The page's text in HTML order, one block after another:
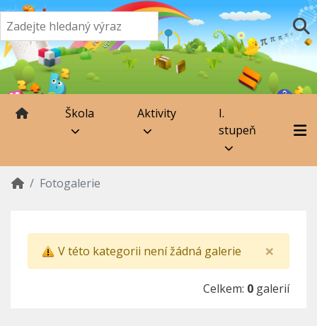
Škola Aktivity
I.
stupeň
Fotogalerie
×
V této kategorii není žádná galerie
Celkem: 0 galerií